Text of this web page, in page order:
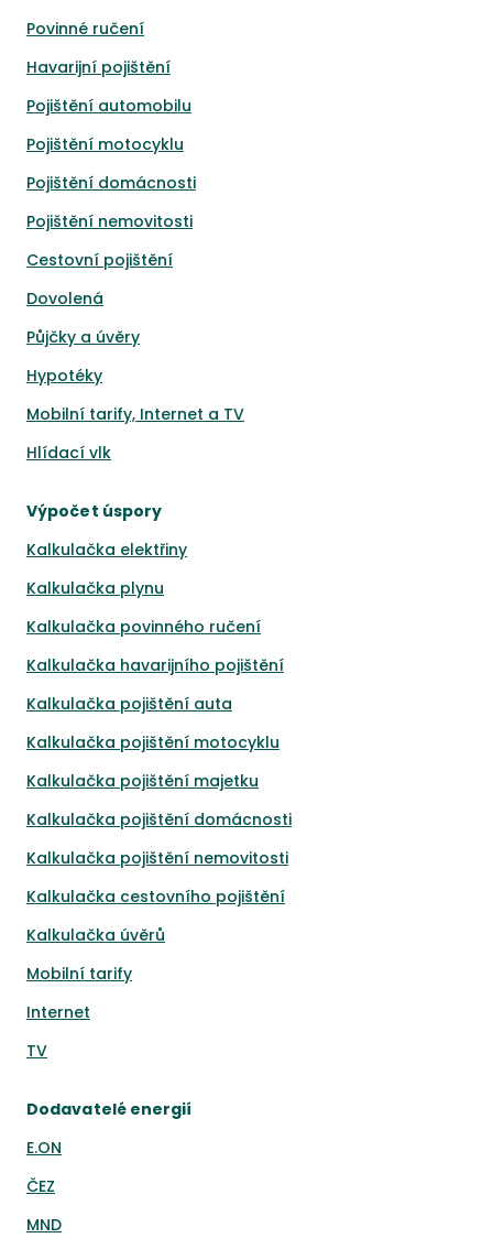
Povinné ručení
Havarijní pojištění
Pojištění automobilu
Pojištění motocyklu
Pojištění domácnosti
Pojištění nemovitosti
Cestovní pojištění
Dovolená
Půjčky a úvěry
Hypotéky
Mobilní tarify, Internet a TV
Hlídací vlk
Výpočet úspory
Kalkulačka elektřiny
Kalkulačka plynu
Kalkulačka povinného ručení
Kalkulačka havarijního pojištění
Kalkulačka pojištění auta
Kalkulačka pojištění motocyklu
Kalkulačka pojištění majetku
Kalkulačka pojištění domácnosti
Kalkulačka pojištění nemovitosti
Kalkulačka cestovního pojištění
Kalkulačka úvěrů
Mobilní tarify
Internet
TV
Dodavatelé energií
E.ON
ČEZ
MND